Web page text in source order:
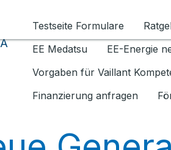
Testseite Formulare
EE Medatsu
EE-Energie
Vorgaben für Vaillant
Finanzierung anfragen